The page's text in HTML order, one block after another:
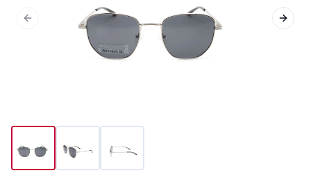
Previous slide Next